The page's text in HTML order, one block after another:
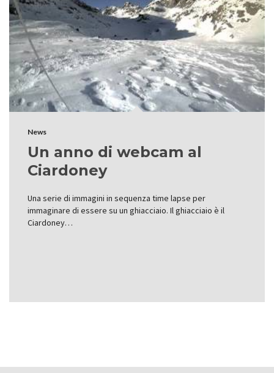
News
Un anno di webcam al
Ciardoney
Una serie di immagini in sequenza time lapse per
immaginare di essere su un ghiacciaio. Il ghiacciaio è il
Ciardoney…